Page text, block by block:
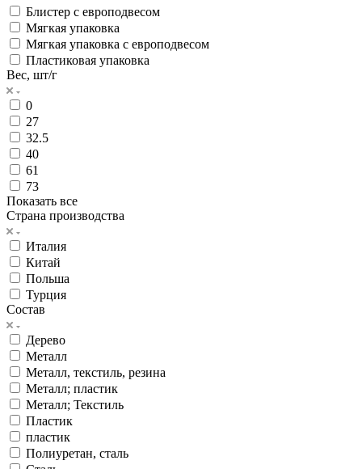
Блистер с европодвесом
Мягкая упаковка
Мягкая упаковка с европодвесом
Пластиковая упаковка
Вес, шт/г
0
27
32.5
40
61
73
Показать все
Страна производства
Италия
Китай
Польша
Турция
Состав
Дерево
Металл
Металл, текстиль, резина
Металл; пластик
Металл; Текстиль
Пластик
пластик
Полиуретан, сталь